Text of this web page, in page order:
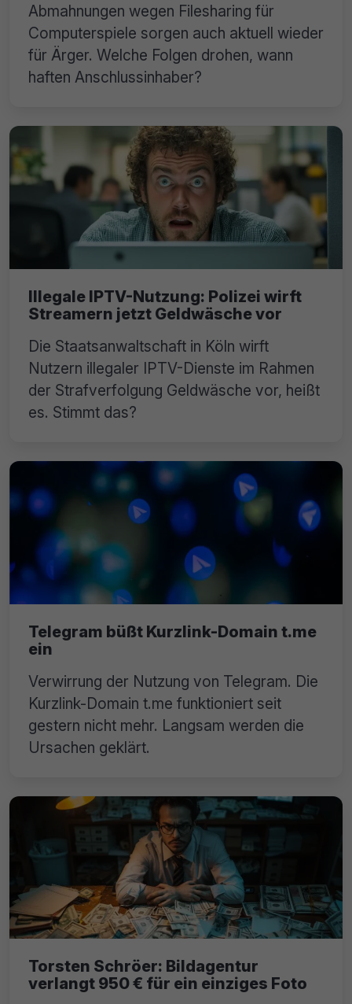
Abmahnungen wegen Filesharing für
Computerspiele sorgen auch aktuell wieder
für Ärger. Welche Folgen drohen, wann
haften Anschlussinhaber?
Illegale IPTV-Nutzung: Polizei wirft
Streamern jetzt Geldwäsche vor
Die Staatsanwaltschaft in Köln wirft
Nutzern illegaler IPTV-Dienste im Rahmen
der Strafverfolgung Geldwäsche vor, heißt
es. Stimmt das?
Telegram büßt Kurzlink-Domain t.me
ein
Verwirrung der Nutzung von Telegram. Die
Kurzlink-Domain t.me funktioniert seit
gestern nicht mehr. Langsam werden die
Ursachen geklärt.
Torsten Schröer: Bildagentur
verlangt 950 € für ein einziges Foto